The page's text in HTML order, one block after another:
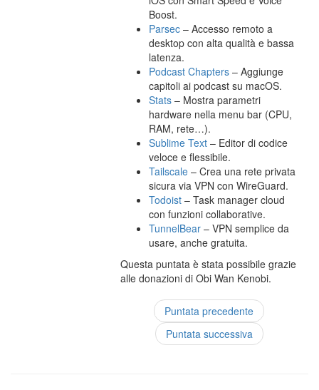
Boost.
Parsec – Accesso remoto a
desktop con alta qualità e bassa
latenza.
Podcast Chapters – Aggiunge
capitoli ai podcast su macOS.
Stats – Mostra parametri
hardware nella menu bar (CPU,
RAM, rete…).
Sublime Text – Editor di codice
veloce e flessibile.
Tailscale – Crea una rete privata
sicura via VPN con WireGuard.
Todoist – Task manager cloud
con funzioni collaborative.
TunnelBear – VPN semplice da
usare, anche gratuita.
Questa puntata è stata possibile grazie
alle donazioni di Obi Wan Kenobi.
Puntata precedente
Puntata successiva